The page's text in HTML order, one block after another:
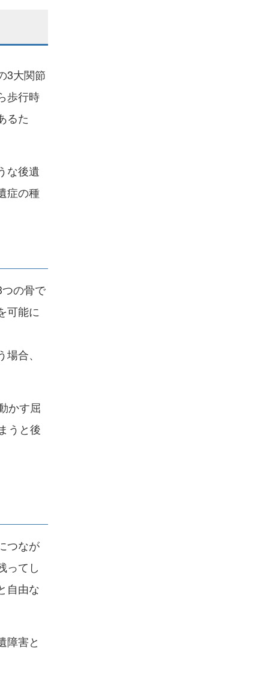
3大関節
歩行時
るた
な後遺
症の種
の骨で
可能に
合、
かす屈
うと後
つなが
ってし
自由な
障害と